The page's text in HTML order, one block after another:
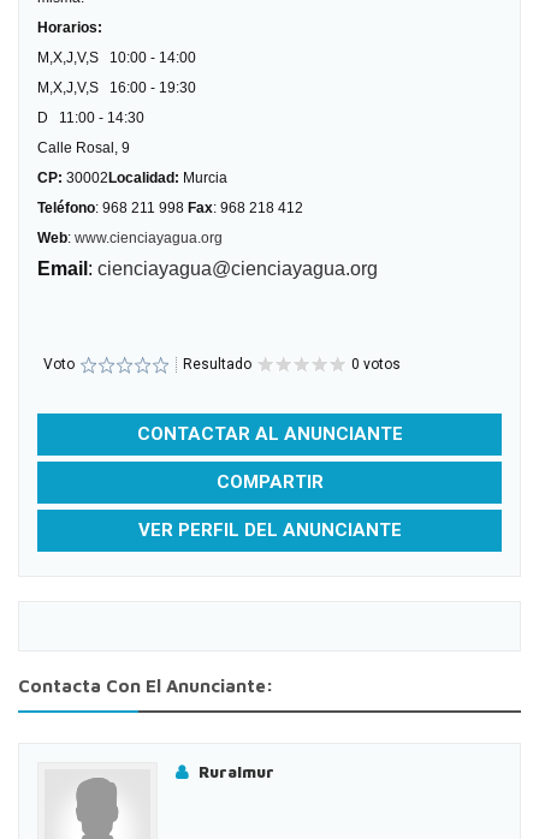
Horarios:
M,X,J,V,S 10:00 - 14:00
M,X,J,V,S 16:00 - 19:30
D 11:00 - 14:30
Calle Rosal, 9
CP: 30002Localidad: Murcia
Teléfono: 968 211 998 Fax: 968 218 412
Web: www.cienciayagua.org
Email : cienciayagua@cienciayagua.org
Voto Resultado 0 votos
CONTACTAR AL ANUNCIANTE
COMPARTIR
VER PERFIL DEL ANUNCIANTE
Contacta Con El Anunciante:
Ruralmur